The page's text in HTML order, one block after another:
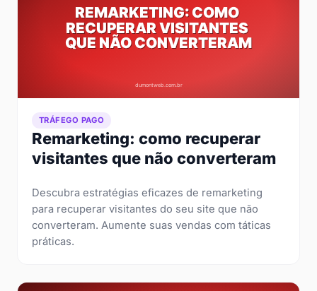
TRÁFEGO PAGO
Remarketing: como recuperar
visitantes que não converteram
Descubra estratégias eficazes de remarketing
para recuperar visitantes do seu site que não
converteram. Aumente suas vendas com táticas
práticas.